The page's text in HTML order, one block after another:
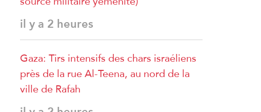
il y a 2 heures
Gaza: Tirs intensifs des chars israéliens
près de la rue Al-Teena, au nord de la
ville de Rafah